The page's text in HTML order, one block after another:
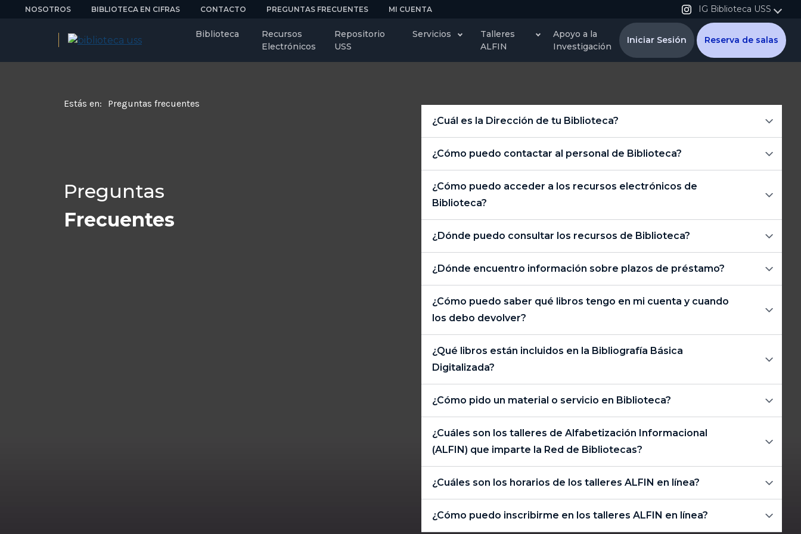
NOSOTROS BIBLIOTECA EN CIFRAS CONTACTO PREGUNTAS FRECUENTES MI CUENTA IG Biblioteca USS
Biblioteca
Recursos
Electrónicos
Repositorio
USS
Servicios
Talleres
ALFIN
Apoyo a la
Investigación
Iniciar Sesión Reserva de salas
Estás en: Preguntas frecuentes
Preguntas
Frecuentes
¿Cuál es la Dirección de tu Biblioteca?
¿Cómo puedo contactar al personal de Biblioteca?
¿Cómo puedo acceder a los recursos electrónicos de
Biblioteca?
¿Dónde puedo consultar los recursos de Biblioteca?
¿Dónde encuentro información sobre plazos de préstamo?
¿Cómo puedo saber qué libros tengo en mi cuenta y cuando
los debo devolver?
¿Qué libros están incluidos en la Bibliografía Básica
Digitalizada?
¿Cómo pido un material o servicio en Biblioteca?
¿Cuáles son los talleres de Alfabetización Informacional
(ALFIN) que imparte la Red de Bibliotecas?
¿Cuáles son los horarios de los talleres ALFIN en línea?
¿Cómo puedo inscribirme en los talleres ALFIN en línea?